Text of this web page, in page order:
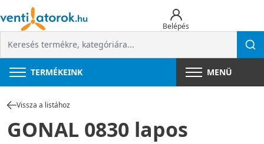
Belépés
TERMÉKEINK MENÜ
Vissza a listához
GONAL 0830 lapos